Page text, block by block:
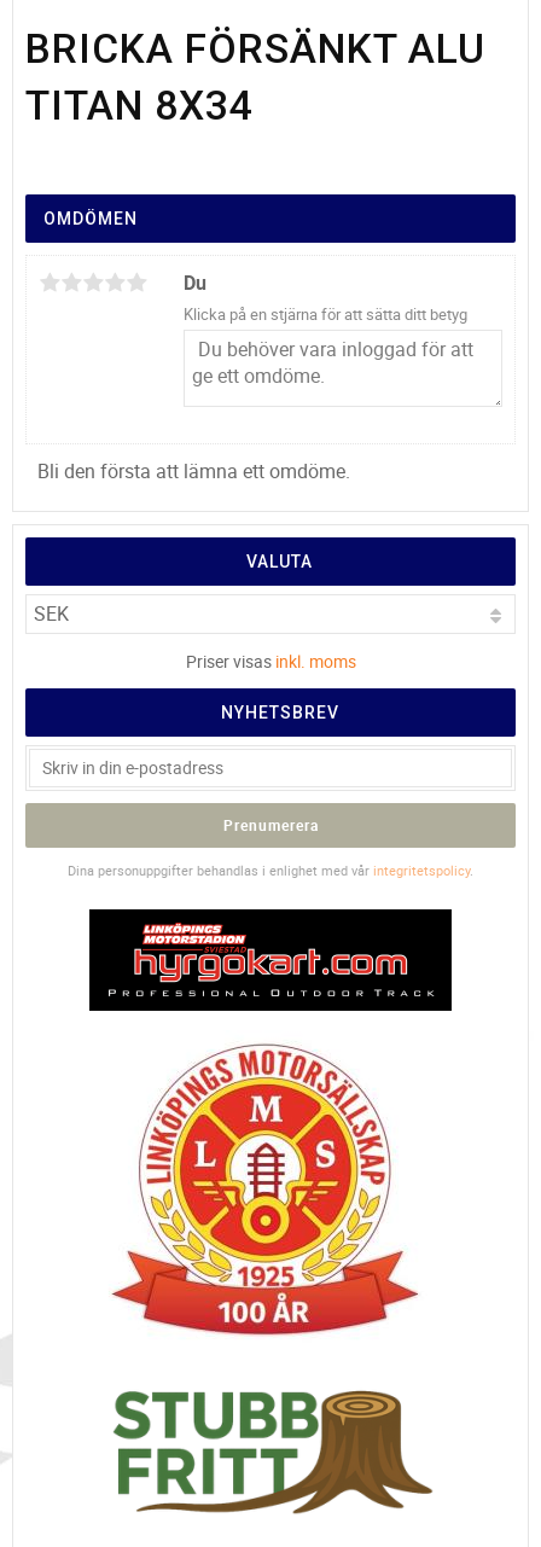
BRICKA FÖRSÄNKT ALU
TITAN 8X34
OMDÖMEN
Du
Klicka på en stjärna för att sätta ditt betyg
Bli den första att lämna ett omdöme.
VALUTA
Priser visas inkl. moms
NYHETSBREV
Prenumerera
Dina personuppgifter behandlas i enlighet med vår integritetspolicy.